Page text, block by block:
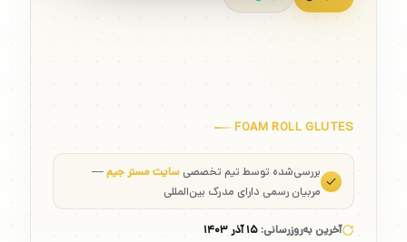
FOAM ROLL GLUTES
بررسی‌شده توسط تیم تخصصیسایت مستر جیم—
مربیان رسمی دارای مدرک بین‌المللی
آخرین به‌روزرسانی:۱۵ آذر ۱۴۰۳